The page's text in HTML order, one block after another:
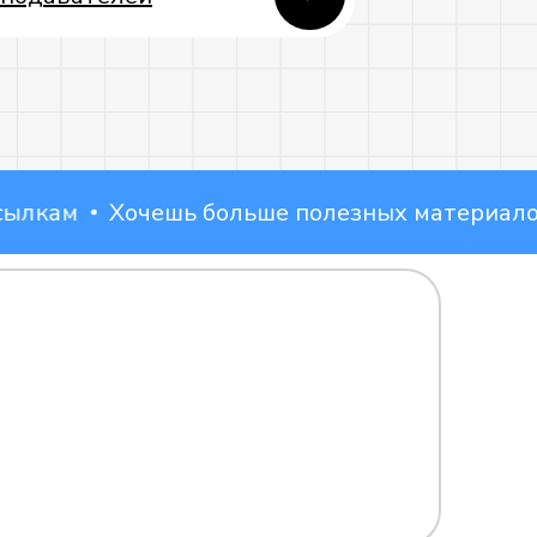
Хочешь больше полезных материалов?